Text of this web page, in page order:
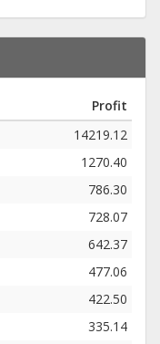
Profit
14219.12
1270.40
786.30
728.07
642.37
477.06
422.50
335.14